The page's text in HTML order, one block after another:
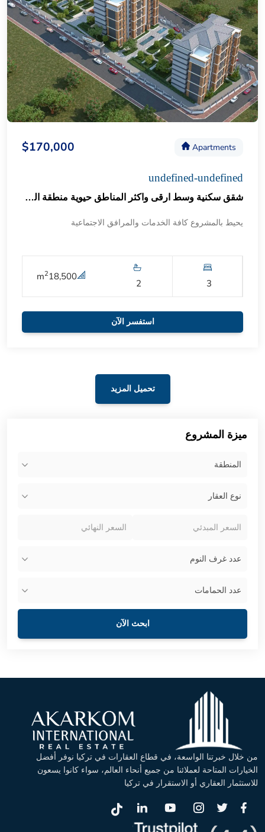
Apartments
$170,000
undefined-undefined
شقق سكنية وسط ارقى واكثر المناطق حيوية منطقة الجمهوريات 60
يحيط بالمشروع كافة الخدمات والمرافق الاجتماعية
3
2
18,500
m2
استفسر الآن
تحميل المزيد
ميزة المشروع
ابحث الآن
من خلال خبرتنا الواسعة، في قطاع العقارات في تركيا نوفر أفضل
الخيارات المتاحة لعملائنا من جميع أنحاء العالم، سواء كانوا يسعون
للاستثمار العقاري أو الاستقرار في تركيا